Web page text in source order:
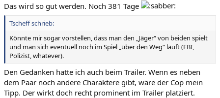
Das wird so gut werden. Noch 381 Tage
Tscheff schrieb:
Könnte mir sogar vorstellen, dass man den „Jäger“ von beiden spielt
und man sich eventuell noch im Spiel „über den Weg“ läuft (FBI,
Polizist, whatever).
Den Gedanken hatte ich auch beim Trailer. Wenn es neben
dem Paar noch andere Charaktere gibt, wäre der Cop mein
Tipp. Der wirkt doch recht prominent im Trailer platziert.